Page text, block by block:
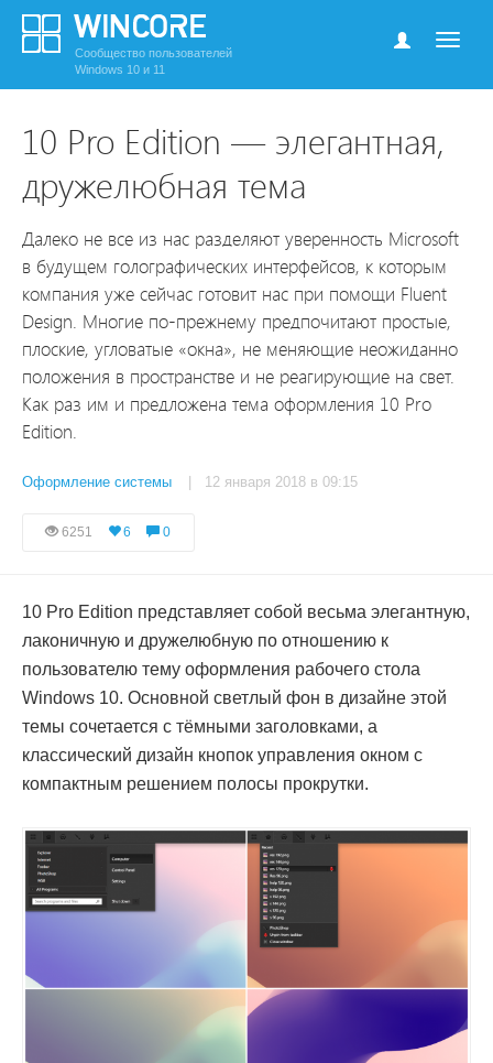
Сообщество пользователей
Windows 10 и 11
10 Pro Edition — элегантная,
дружелюбная тема
Далеко не все из нас разделяют уверенность Microsoft
в будущем голографических интерфейсов, к которым
компания уже сейчас готовит нас при помощи Fluent
Design. Многие по-прежнему предпочитают простые,
плоские, угловатые «окна», не меняющие неожиданно
положения в пространстве и не реагирующие на свет.
Как раз им и предложена тема оформления 10 Pro
Edition.
Оформление системы | 12 января 2018 в 09:15
6251 6 0
10 Pro Edition представляет собой весьма элегантную,
лаконичную и дружелюбную по отношению к
пользователю тему оформления рабочего стола
Windows 10. Основной светлый фон в дизайне этой
темы сочетается с тёмными заголовками, а
классический дизайн кнопок управления окном с
компактным решением полосы прокрутки.